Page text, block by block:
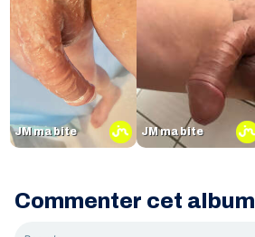
JM ma bite JM ma bite
Commenter cet album